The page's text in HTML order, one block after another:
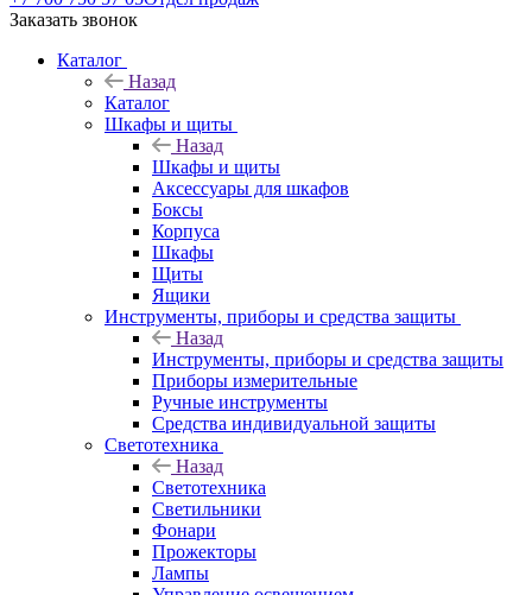
Заказать звонок
Каталог
Назад
Каталог
Шкафы и щиты
Назад
Шкафы и щиты
Аксессуары для шкафов
Боксы
Корпуса
Шкафы
Щиты
Ящики
Инструменты, приборы и средства защиты
Назад
Инструменты, приборы и средства защиты
Приборы измерительные
Ручные инструменты
Средства индивидуальной защиты
Светотехника
Назад
Светотехника
Светильники
Фонари
Прожекторы
Лампы